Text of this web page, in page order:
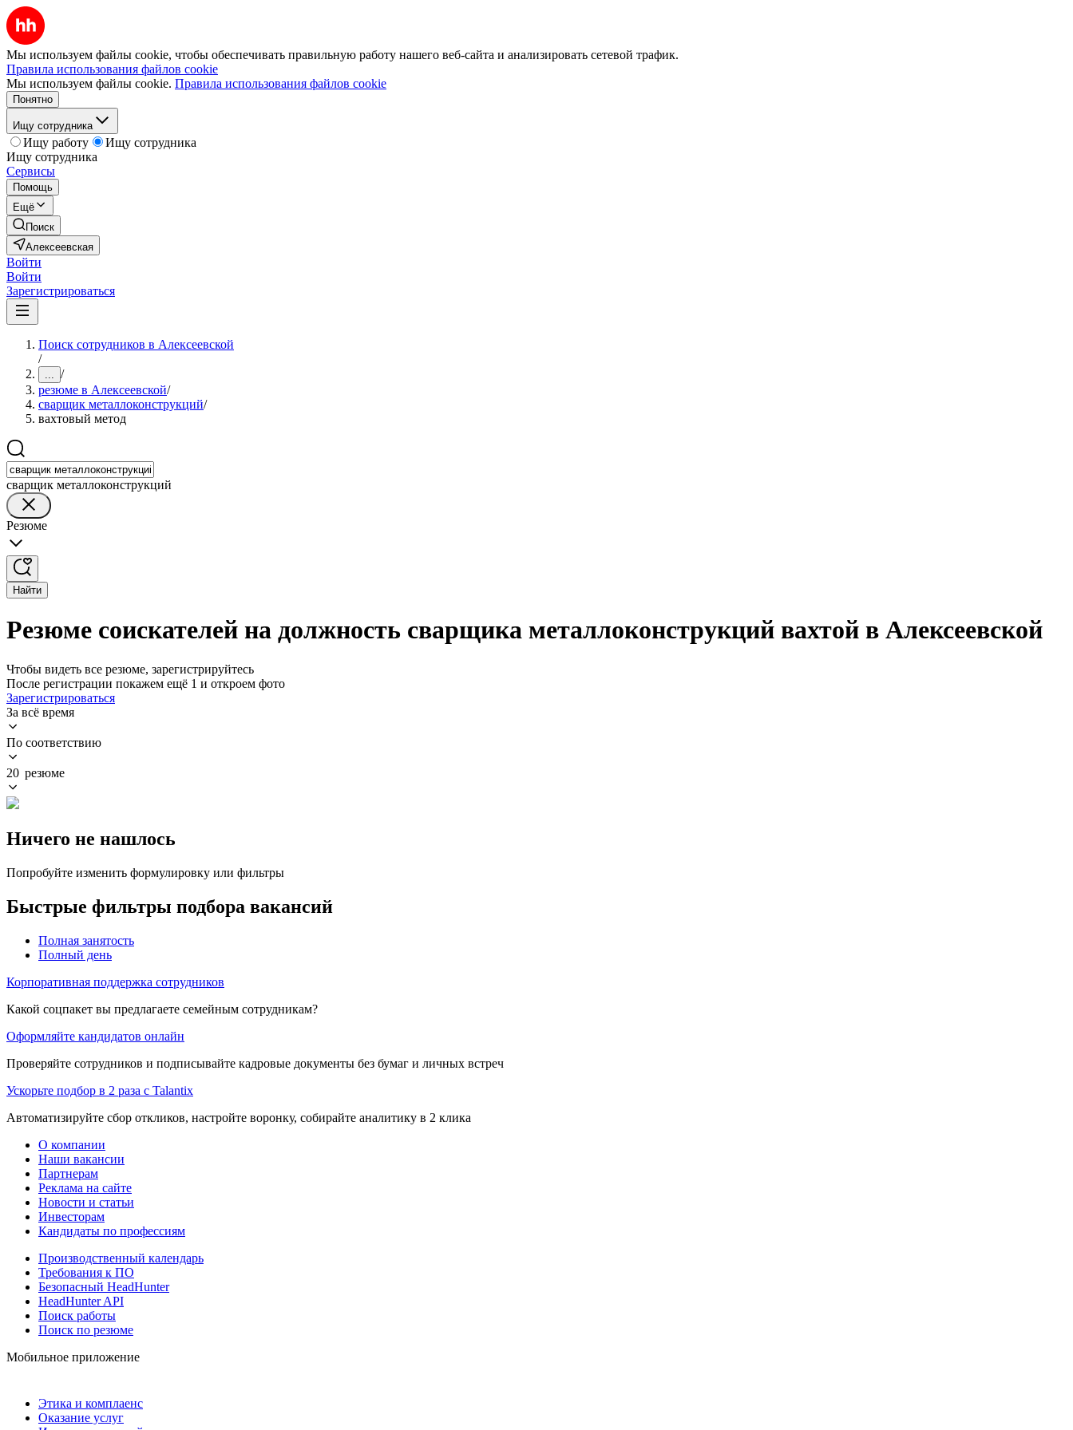
Мы используем файлы cookie, чтобы обеспечивать правильную работу нашего веб-сайта и анализировать сетевой трафик.
Правила использования файлов cookie
Мы используем файлы cookie. Правила использования файлов cookie
Понятно
Ищу сотрудника
Ищу работу
Ищу сотрудника
Ищу сотрудника
Сервисы
Помощь
Ещё
Поиск
Алексеевская
Войти
Войти
Зарегистрироваться
Поиск сотрудников в Алексеевской
/
... /
резюме в Алексеевской/
сварщик металлоконструкций/
вахтовый метод
сварщик металлоконструкций
Резюме
Найти
Резюме соискателей на должность сварщика металлоконструкций вахтой в Алексеевской
Чтобы видеть все резюме, зарегистрируйтесь
После регистрации покажем ещё 1 и откроем фото
Зарегистрироваться
За всё время
По соответствию
20 резюме
Ничего не нашлось
Попробуйте изменить формулировку или фильтры
Быстрые фильтры подбора вакансий
Полная занятость
Полный день
Корпоративная поддержка сотрудников
Какой соцпакет вы предлагаете семейным сотрудникам?
Оформляйте кандидатов онлайн
Проверяйте сотрудников и подписывайте кадровые документы без бумаг и личных встреч
Ускорьте подбор в 2 раза с Talantix
Автоматизируйте сбор откликов, настройте воронку, собирайте аналитику в 2 клика
О компании
Наши вакансии
Партнерам
Реклама на сайте
Новости и статьи
Инвесторам
Кандидаты по профессиям
Производственный календарь
Требования к ПО
Безопасный HeadHunter
HeadHunter API
Поиск работы
Поиск по резюме
Мобильное приложение
Этика и комплаенс
Оказание услуг